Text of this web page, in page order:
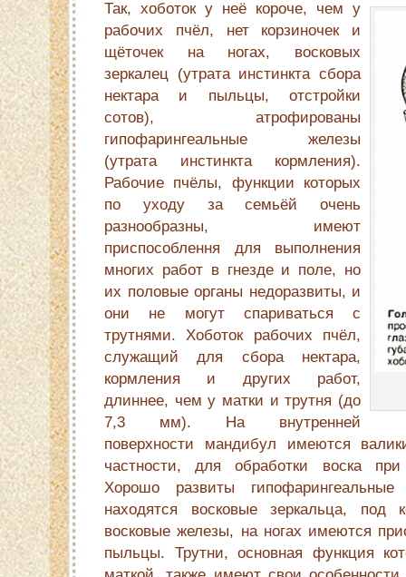
Так, хоботок у неё короче, чем у
рабочих пчёл, нет корзиночек и
щёточек на ногах, восковых
зеркалец (утрата инстинкта сбора
нектара и пыльцы, отстройки
сотов), атрофированы
гипофарингеальные железы
(утрата инстинкта кормления).
Рабочие пчёлы, функции которых
по уходу за семьёй очень
разнообразны, имеют
приспособлення для выполнения
многих работ в гнезде и поле, но
их половые органы недоразвиты, и
они не могут спариваться с
трутнями. Хоботок рабочих пчёл,
служащий для сбора нектара,
кормления и других работ,
длиннее, чем у матки и трутня (до
7,3 мм). На внутренней
поверхности мандибул имеются
частности, для обработки воска при
Хорошо развиты
находятся восковые зеркальца, под
восковые железы, на ногах имеются
пыльцы. Трутни, основная функция